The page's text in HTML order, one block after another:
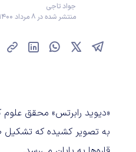
جواد تاجی
منتشر شده در 8 مرداد 1400 | 14:00
به تصویر کشیده که تشکیل